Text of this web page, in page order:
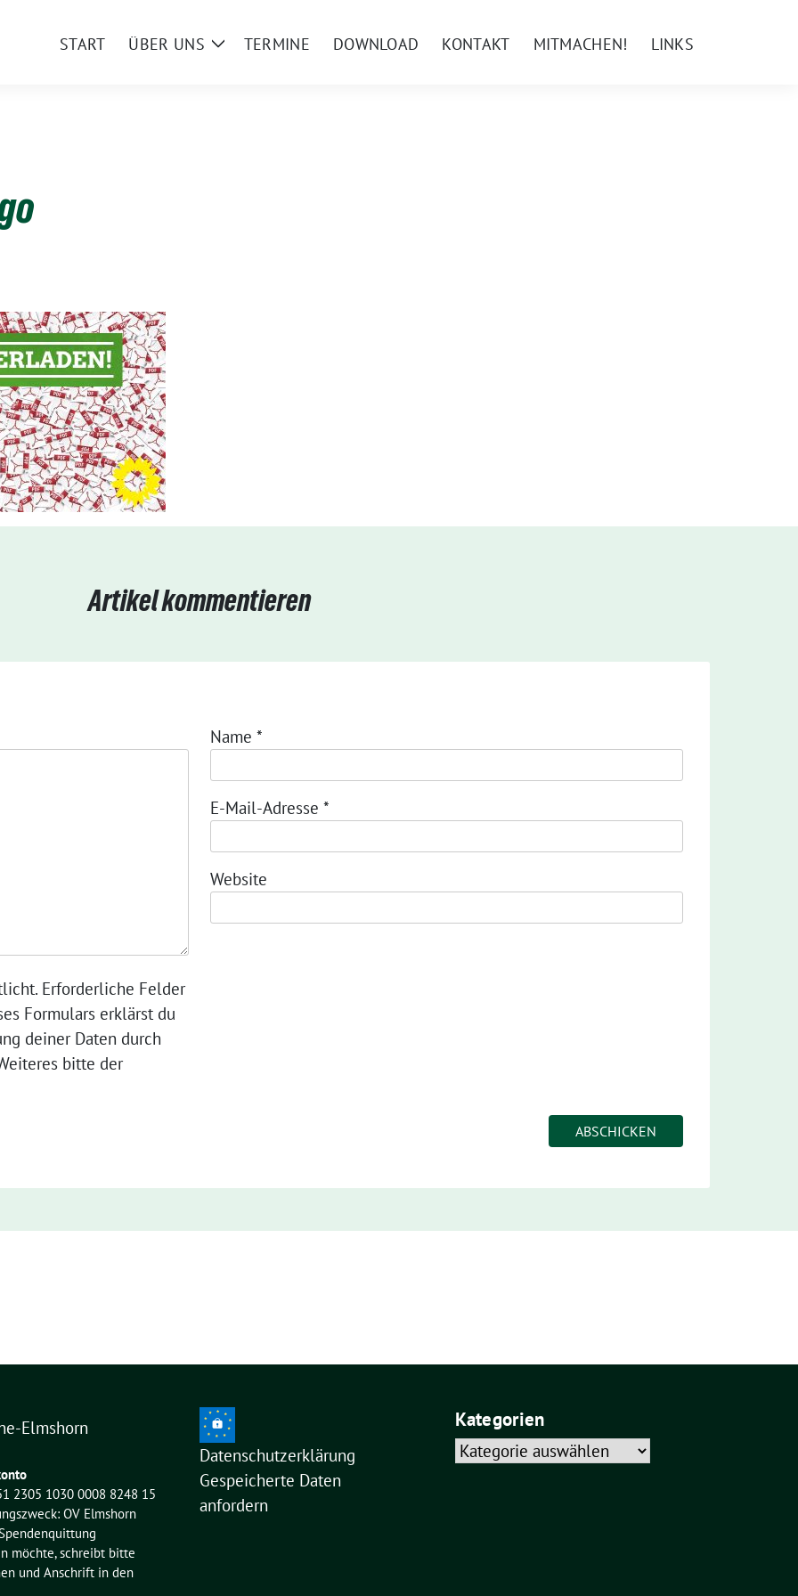
START ÜBER UNS
ZeigeTERMINE DOWNLOAD KONTAKT MITMACHEN! LINKS
Artikel kommentieren
Erforderliche Felder
Formulars erklärst du
deiner Daten durch
bitte der
Name *
E-Mail-Adresse *
Website
Elmshorn
2305 1030 0008 8248 15
OV Elmshorn
möchte, schreibt bitte
und Anschrift in den
Datenschutzerklärung
Gespeicherte Daten
anfordern
Kategorien
Kategorien